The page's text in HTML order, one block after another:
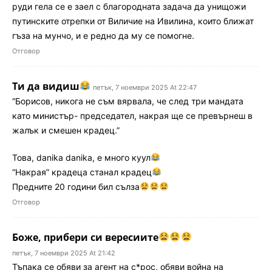
руди гела се е заел с благородната задача да унищожи
путинските отрепки от Виличие на Ивилина, които ближат
гъза на мунчо, и е редно да му се помогне.
Отговор
Ти да видиш петък, 7 ноември 2025 At 22:47
“Борисов, никога не съм вярвала, че след три мандата
като министър- председател, накрая ще се превърнеш в
жалък и смешен крадец.”
Това, danika danika, е много куул
“Накрая” крадеца станал крадец
Предните 20 години бил сълза
Отговор
Боже, прибери си вересиите
петък, 7 ноември 2025 At 21:42
Тъпака се обяви за агент на с*рос, обяви война на